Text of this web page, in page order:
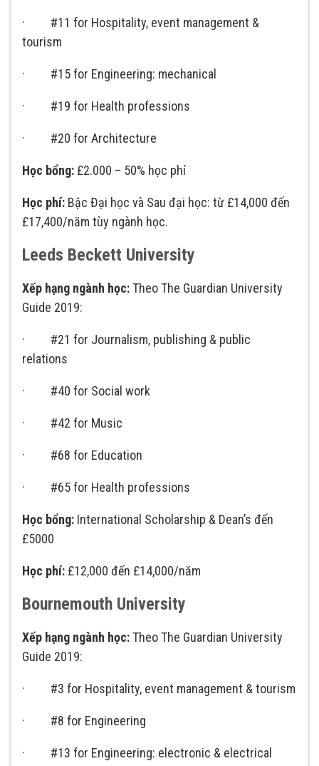
· #11 for Hospitality, event management &
tourism
· #15 for Engineering: mechanical
· #19 for Health professions
· #20 for Architecture
Học bổng: £2.000 – 50% học phí
Học phí: Bậc Đại học và Sau đại học: từ £14,000 đến
£17,400/năm tùy ngành học.
Leeds Beckett University
Xếp hạng ngành học:Theo The Guardian University
Guide 2019:
· #21 for Journalism, publishing & public
relations
· #40 for Social work
· #42 for Music
· #68 for Education
· #65 for Health professions
Học bổng: International Scholarship & Dean’s đến
£5000
Học phí: £12,000 đến £14,000/năm
Bournemouth University
Xếp hạng ngành học:Theo The Guardian University
Guide 2019:
· #3 for Hospitality, event management & tourism
· #8 for Engineering
· #13 for Engineering: electronic & electrical